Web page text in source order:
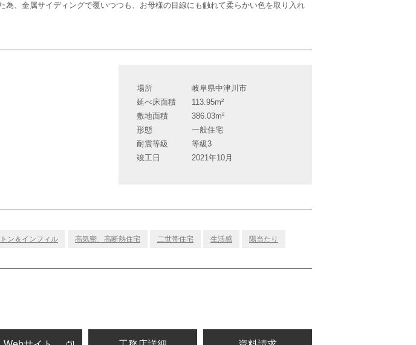
、金属サイディングで覆いつつも、お母様の目線にも触れて柔らかい色を取り入れ
場所
岐阜県中津川市
延べ床面積
113.95m²
敷地面積
386.03m²
形態
一般住宅
耐震等級
等級3
竣工日
2021年10月
ン＆インフィル 高気密、高断熱住宅 二世帯住宅 生活感 陽当たり